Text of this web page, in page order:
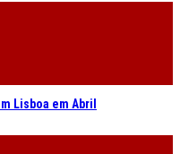
Lisboa em Abril